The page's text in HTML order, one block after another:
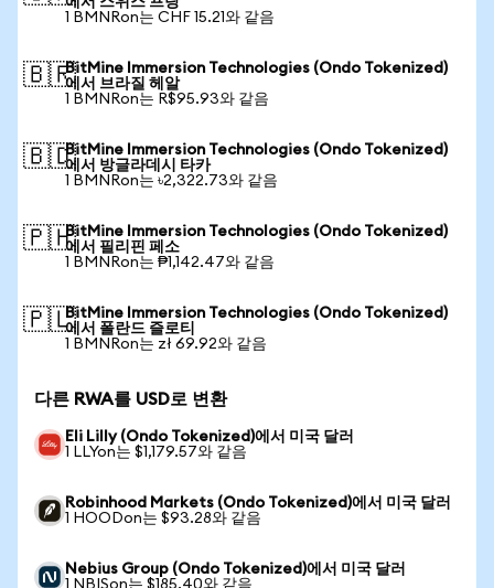
1 BMNRon는 CHF 15.21와 같음
🇧🇷BitMine Immersion Technologies (Ondo Tokenized)
에서 브라질 헤알
1 BMNRon는 R$95.93와 같음
🇧🇩BitMine Immersion Technologies (Ondo Tokenized)
에서 방글라데시 타카
1 BMNRon는 ৳2,322.73와 같음
🇵🇭BitMine Immersion Technologies (Ondo Tokenized)
에서 필리핀 페소
1 BMNRon는 ₱1,142.47와 같음
🇵🇱BitMine Immersion Technologies (Ondo Tokenized)
에서 폴란드 즐로티
1 BMNRon는 zł 69.92와 같음
다른 RWA를 USD로 변환
Eli Lilly (Ondo Tokenized)에서 미국 달러
1 LLYon는 $1,179.57와 같음
Robinhood Markets (Ondo Tokenized)에서 미국 달러
1 HOODon는 $93.28와 같음
Nebius Group (Ondo Tokenized)에서 미국 달러
1 NBISon는 $185.40와 같음